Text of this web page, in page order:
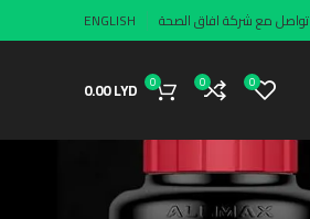
تواصل مع شركة افاق الصحة ENGLISH
0
0
0
0.00LYD